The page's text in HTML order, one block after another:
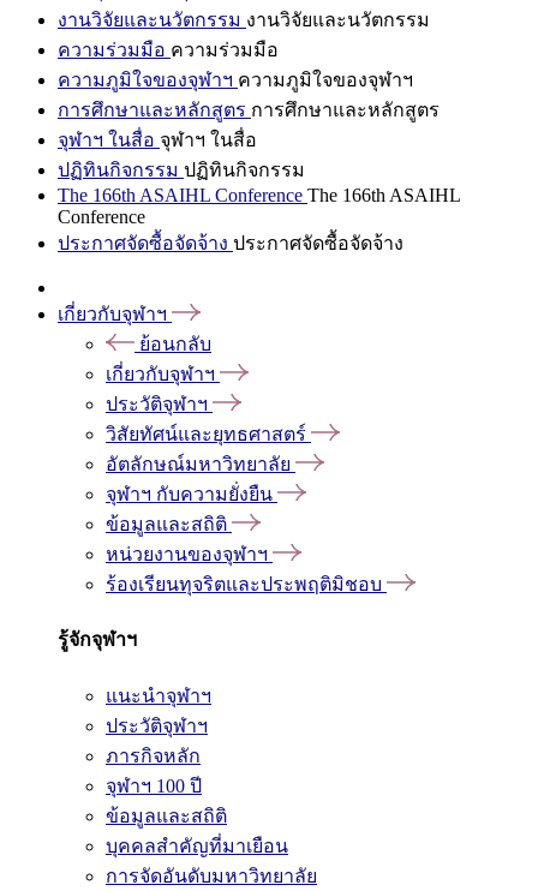
งานวิจัยและนวัตกรรม งานวิจัยและนวัตกรรม
ความร่วมมือ ความร่วมมือ
ความภูมิใจของจุฬาฯ ความภูมิใจของจุฬาฯ
การศึกษาและหลักสูตร การศึกษาและหลักสูตร
จุฬาฯ ในสื่อ จุฬาฯ ในสื่อ
ปฏิทินกิจกรรม ปฏิทินกิจกรรม
The 166th ASAIHL Conference The 166th ASAIHL
Conference
ประกาศจัดซื้อจัดจ้าง ประกาศจัดซื้อจัดจ้าง
เกี่ยวกับจุฬาฯ
ย้อนกลับ
เกี่ยวกับจุฬาฯ
ประวัติจุฬาฯ
วิสัยทัศน์และยุทธศาสตร์
อัตลักษณ์มหาวิทยาลัย
จุฬาฯ กับความยั่งยืน
ข้อมูลและสถิติ
หน่วยงานของจุฬาฯ
ร้องเรียนทุจริตและประพฤติมิชอบ
รู้จักจุฬาฯ
แนะนำจุฬาฯ
ประวัติจุฬาฯ
ภารกิจหลัก
จุฬาฯ 100 ปี
ข้อมูลและสถิติ
บุคคลสำคัญที่มาเยือน
การจัดอันดับมหาวิทยาลัย